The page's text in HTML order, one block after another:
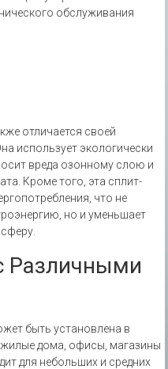
обслуживания
отличается своей
использует экологически
вреда озонному слою и
Кроме того‚ эта сплит-
что не
но и уменьшает
Различными
быть установлена в
дома‚ офисы‚ магазины
для небольших и средних